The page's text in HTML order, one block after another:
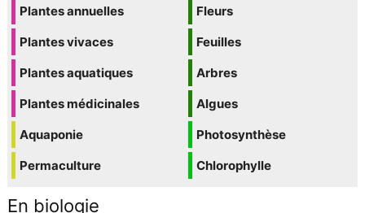
Plantes annuelles
Plantes vivaces
Plantes aquatiques
Plantes médicinales
Aquaponie
Permaculture
Fleurs
Feuilles
Arbres
Algues
Photosynthèse
Chlorophylle
En biologie